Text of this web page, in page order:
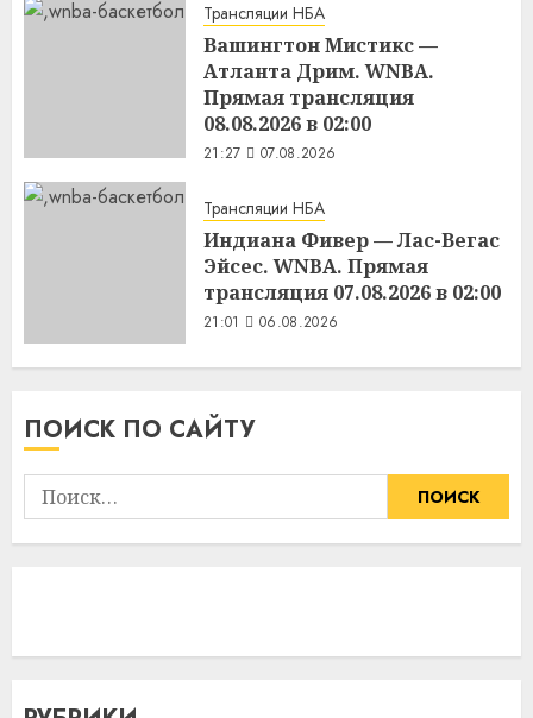
Трансляции НБА
Вашингтон Мистикс —
Атланта Дрим. WNBA.
Прямая трансляция
08.08.2026 в 02:00
21:27 07.08.2026
Трансляции НБА
Индиана Фивер — Лас-Вегас
Эйсес. WNBA. Прямая
трансляция 07.08.2026 в 02:00
21:01 06.08.2026
ПОИСК ПО САЙТУ
Найти: